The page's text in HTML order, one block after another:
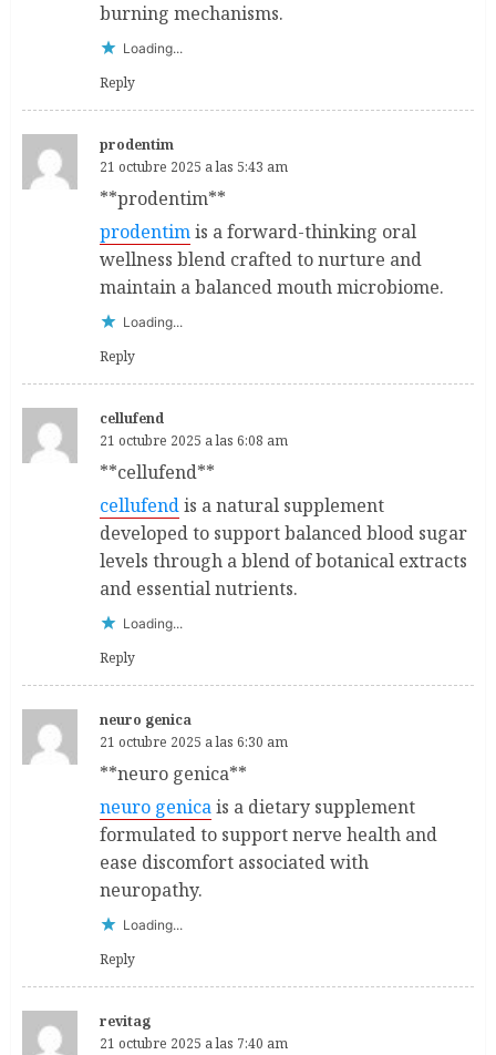
burning mechanisms.
Loading...
Reply
prodentim
21 octubre 2025 a las 5:43 am
**prodentim**
prodentimis a forward-thinking oral
wellness blend crafted to nurture and
maintain a balanced mouth microbiome.
Loading...
Reply
cellufend
21 octubre 2025 a las 6:08 am
** cellufend**
cellufendis a natural supplement
developed to support balanced blood sugar
levels through a blend of botanical extracts
and essential nutrients.
Loading...
Reply
neuro genica
21 octubre 2025 a las 6:30 am
**neuro genica**
neuro genicais a dietary supplement
formulated to support nerve health and
ease discomfort associated with
neuropathy.
Loading...
Reply
revitag
21 octubre 2025 a las 7:40 am